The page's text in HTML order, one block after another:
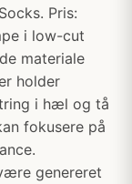
Pris:
i low-cut
materiale
holder
i hæl og tå
fokusere på
genereret